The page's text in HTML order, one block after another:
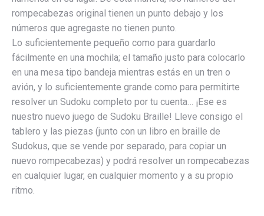
rompecabezas original tienen un punto debajo y los
números que agregaste no tienen punto.
Lo suficientemente pequeño como para guardarlo
fácilmente en una mochila; el tamaño justo para colocarlo
en una mesa tipo bandeja mientras estás en un tren o
avión, y lo suficientemente grande como para permitirte
resolver un Sudoku completo por tu cuenta… ¡Ese es
nuestro nuevo juego de Sudoku Braille! Lleve consigo el
tablero y las piezas (junto con un libro en braille de
Sudokus, que se vende por separado, para copiar un
nuevo rompecabezas) y podrá resolver un rompecabezas
en cualquier lugar, en cualquier momento y a su propio
ritmo.